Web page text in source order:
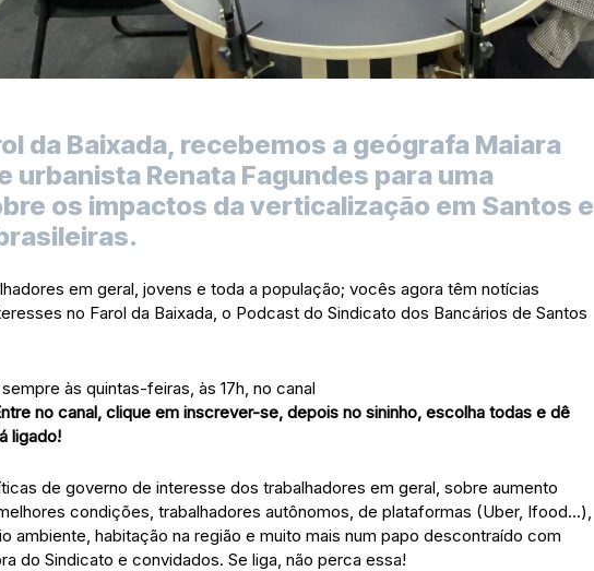
da Baixada, recebemos a geógrafa Maiara
urbanista Renata Fagundes para uma
os impactos da verticalização em Santos e
em geral, jovens e toda a população; vocês agora têm notícias
no Farol da Baixada, o Podcast do Sindicato dos Bancários de Santos
às quintas-feiras, às 17h, no canal
no canal, clique em inscrever-se, depois no sininho, escolha todas e dê
ligado!
de governo de interesse dos trabalhadores em geral, sobre aumento
condições, trabalhadores autônomos, de plataformas (Uber, Ifood…),
ambiente, habitação na região e muito mais num papo descontraído com
do Sindicato e convidados. Se liga, não perca essa!